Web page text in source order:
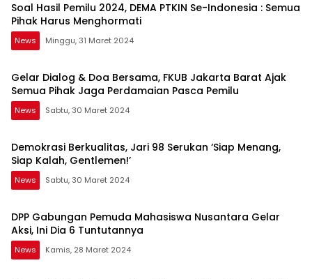
Soal Hasil Pemilu 2024, DEMA PTKIN Se-Indonesia : Semua
Pihak Harus Menghormati
News Minggu, 31 Maret 2024
Gelar Dialog & Doa Bersama, FKUB Jakarta Barat Ajak
Semua Pihak Jaga Perdamaian Pasca Pemilu
News Sabtu, 30 Maret 2024
Demokrasi Berkualitas, Jari 98 Serukan ‘Siap Menang,
Siap Kalah, Gentlemen!’
News Sabtu, 30 Maret 2024
DPP Gabungan Pemuda Mahasiswa Nusantara Gelar
Aksi, Ini Dia 6 Tuntutannya
News Kamis, 28 Maret 2024